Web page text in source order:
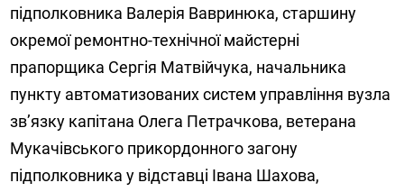
підполковника Валерія Вавринюка, старшину
окремої ремонтно-технічної майстерні
прапорщика Сергія Матвійчука, начальника
пункту автоматизованих систем управління вузла
зв’язку капітана Олега Петрачкова, ветерана
Мукачівського прикордонного загону
підполковника у відставці Івана Шахова,